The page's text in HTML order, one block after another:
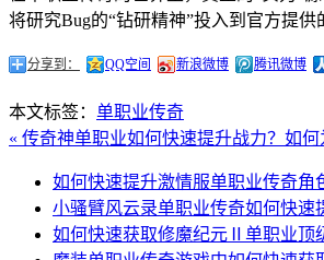
将研究Bug的“钻研精神”投入到官方提
分享到： QQ空间 新浪微博 腾讯微博
本文标签： 单职业传奇
« 传奇神单职业如何快速提升战力？ 如何
如何快速提升激情服单职业传奇角
小骚臂风云录单职业传奇如何快速
如何快速获取修魔纪元Ⅱ单职业顶